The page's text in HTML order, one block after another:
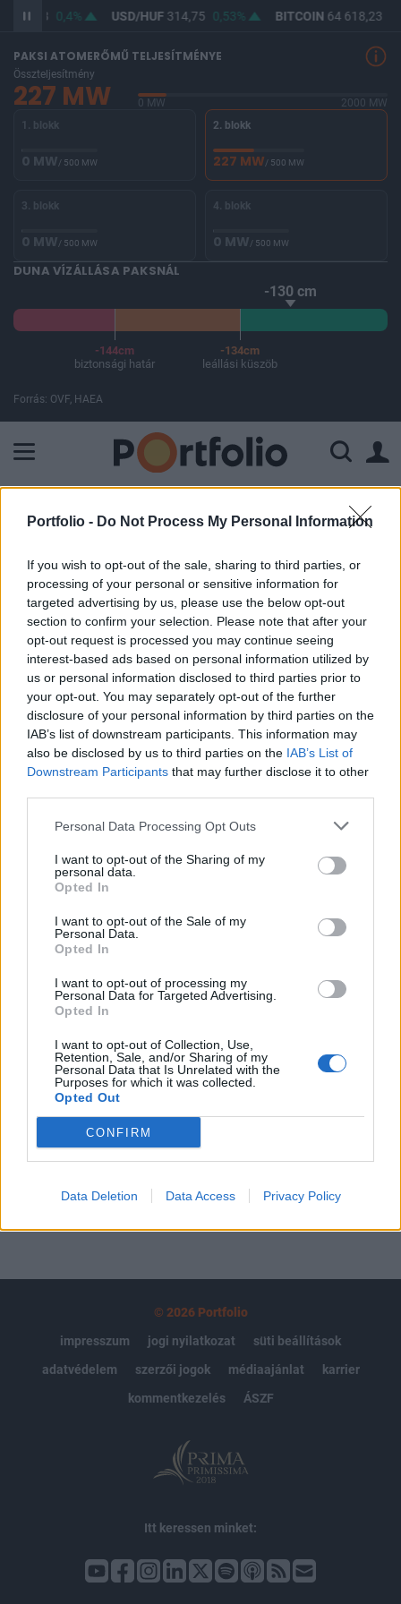
Portfolio - Do Not Process My Personal Information
If you wish to opt-out of the sale, sharing to third parties, or
processing of your personal or sensitive information for
targeted advertising by us, please use the below opt-out
section to confirm your selection. Please note that after your
opt-out request is processed you may continue seeing
interest-based ads based on personal information utilized by
us or personal information disclosed to third parties prior to
your opt-out. You may separately opt-out of the further
disclosure of your personal information by third parties on the
IAB’s list of downstream participants. This information may
also be disclosed by us to third parties on the IAB’s List of
Downstream Participants that may further disclose it to other
Personal Data Processing Opt Outs
I want to opt-out of the Sharing of my
personal data.
Opted In
I want to opt-out of the Sale of my
Personal Data.
Opted In
I want to opt-out of processing my
Personal Data for Targeted Advertising.
Opted In
I want to opt-out of Collection, Use,
Retention, Sale, and/or Sharing of my
Personal Data that Is Unrelated with the
Purposes for which it was collected.
Opted Out
CONFIRM
Data Deletion Data Access Privacy Policy
363,18 0,4% USD/HUF314,75 0,53% BITCOIN64 618,23
PAKSI ATOMERŐMŰ TELJESÍTMÉNYE
Összteljesítmény
227 MW 0 MW
2000 MW
1. blokk
0 MW/ 500 MW
2. blokk
227 MW/ 500 MW
3. blokk
0 MW/ 500 MW
4. blokk
0 MW/ 500 MW
DUNA VÍZÁLLÁSA PAKSNÁL
-130 cm
-144cm
biztonsági határ
-134cm
leállási küszöb
Forrás: OVF, HAEA
ELŐFIZETŐI TARTALOM
Kitalálod, melyik a leginnovatívabb
ország?
Portfolio
2015. október 19. 12:03
A World Economic Forum (WEF) hagyományos éves
versenyképességi rangsorának egyik fontos pillére az
innováció, vagyis hogy az országok milyen innovációs
teljesítményre képesek. Az idén helycsere történt az élen,
Svájc előretört, Finnország pedig második helyre szorult
bajlódó finn gazdaság számára ez a második...
KEDVES OLVASÓNK!
A keresett cikk a portfolio.hu hírarchívumához
tartozik, melynek olvasása előfizetéses
Az előfizetés a következőket tartalmazza:
Portfolio.hu teljes cikkarchívum
Kötéslisták: BÉT elmúlt 2 év napon belüli
kötéslistái
© 2026 Portfolio
impresszum
jogi nyilatkozat
süti beállítások
adatvédelem
szerzői jogok médiaajánlat
karrier
kommentkezelés
ÁSZF
Itt keressen minket: